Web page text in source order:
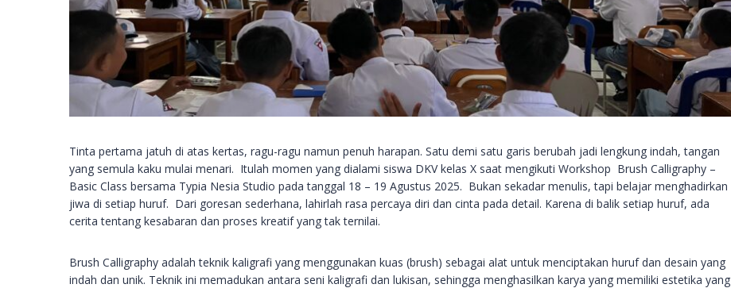
Tinta pertama jatuh di atas kertas, ragu-ragu namun penuh harapan. Satu demi satu garis berubah jadi lengkung indah, tangan
yang semula kaku mulai menari. Itulah momen yang dialami siswa DKV kelas X saat mengikuti Workshop Brush Calligraphy –
Basic Class bersama Typia Nesia Studio pada tanggal 18 – 19 Agustus 2025. Bukan sekadar menulis, tapi belajar menghadirkan
jiwa di setiap huruf. Dari goresan sederhana, lahirlah rasa percaya diri dan cinta pada detail. Karena di balik setiap huruf, ada
cerita tentang kesabaran dan proses kreatif yang tak ternilai.
Brush Calligraphy adalah teknik kaligrafi yang menggunakan kuas (brush) sebagai alat untuk menciptakan huruf dan desain yang
indah dan unik. Teknik ini memadukan antara seni kaligrafi dan lukisan, sehingga menghasilkan karya yang memiliki estetika yang